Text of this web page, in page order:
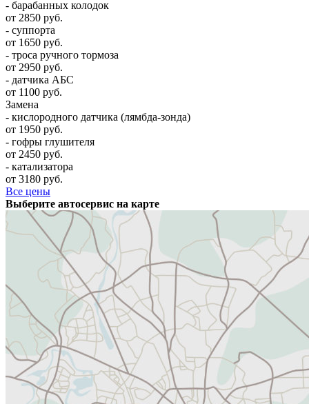
- барабанных колодок
от 2850 руб.
- суппорта
от 1650 руб.
- троса ручного тормоза
от 2950 руб.
- датчика АБС
от 1100 руб.
Замена
- кислородного датчика (лямбда-зонда)
от 1950 руб.
- гофры глушителя
от 2450 руб.
- катализатора
от 3180 руб.
Все цены
Выберите автосервис на карте